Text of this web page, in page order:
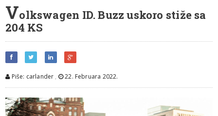
Volkswagen ID. Buzz uskoro stiže sa
204 KS
Piše: carlander , 22. Februara 2022.